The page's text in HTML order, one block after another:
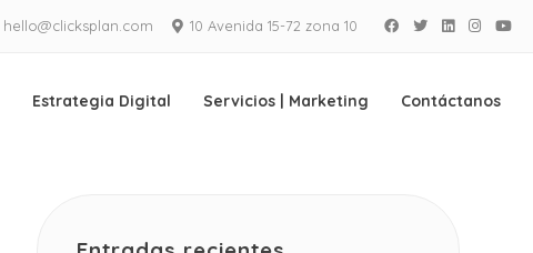
hello@clicksplan.com 10 Avenida 15-72 zona 10 Facebook
TwitterLinkedIn
Estrategia Digital Servicios | Marketing Contáctanos